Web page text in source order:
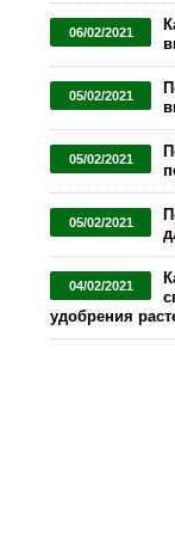
06/02/2021
05/02/2021
05/02/2021
05/02/2021
04/02/2021
удобрения